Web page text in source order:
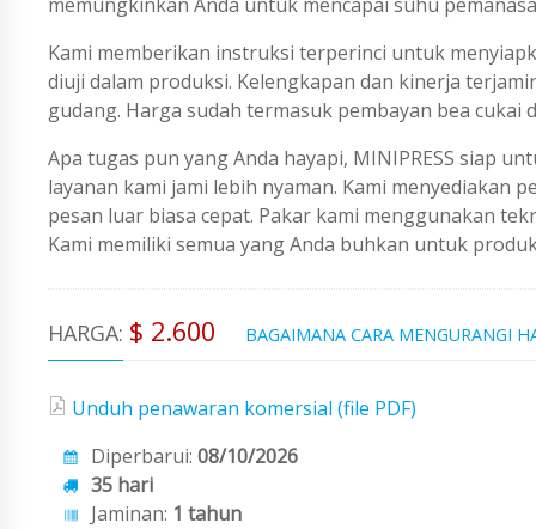
Kami memberikan instruksi terperinci untuk
diuji dalam produksi. Kelengkapan dan kinerja
gudang. Harga sudah termasuk pembayan bea cukai
Apa tugas pun yang Anda hayapi, MINIPRESS siap
layanan kami jami lebih nyaman. Kami menyediakan
pesan luar biasa cepat. Pakar kami menggunakan
Kami memiliki semua yang Anda buhkan untuk
HARGA: $ 2.600 BAGAIMANA CARA MENGURANGI
Unduh penawaran komersial (file PDF)
Diperbarui: 08/10/2026
35 hari
Jaminan: 1 tahun